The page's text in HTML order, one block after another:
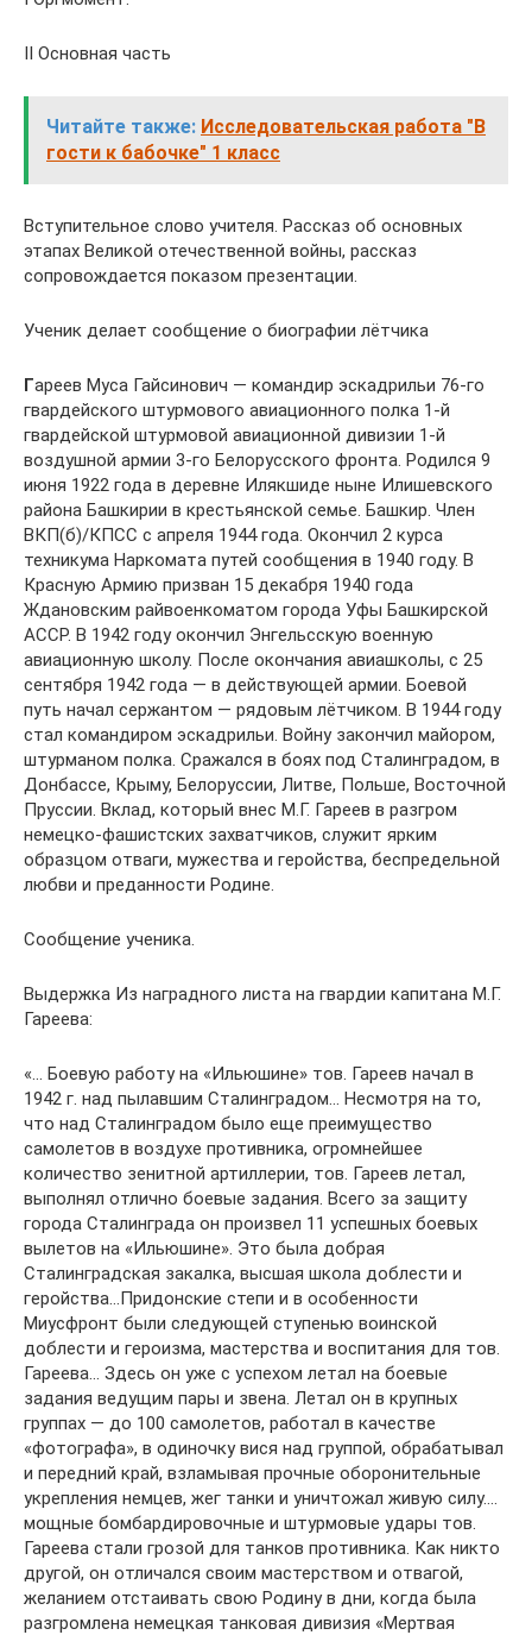
II Основная часть
Читайте также: Исследовательская работа "В
гости к бабочке" 1 класс
Вступительное слово учителя. Рассказ об основных
этапах Великой отечественной войны, рассказ
сопровождается показом презентации.
Ученик делает сообщение о биографии лётчика
Гареев Муса Гайсинович — командир эскадрильи 76-го
гвардейского штурмового авиационного полка 1-й
гвардейской штурмовой авиационной дивизии 1-й
воздушной армии 3-го Белорусского фронта. Родился 9
июня 1922 года в деревне Илякшиде ныне Илишевского
района Башкирии в крестьянской семье. Башкир. Член
ВКП(б)/КПСС с апреля 1944 года. Окончил 2 курса
техникума Наркомата путей сообщения в 1940 году. В
Красную Армию призван 15 декабря 1940 года
Ждановским райвоенкоматом города Уфы Башкирской
АССР. В 1942 году окончил Энгельсскую военную
авиационную школу. После окончания авиашколы, с 25
сентября 1942 года — в действующей армии. Боевой
путь начал сержантом — рядовым лётчиком. В 1944 году
стал командиром эскадрильи. Войну закончил майором,
штурманом полка. Сражался в боях под Сталинградом, в
Донбассе, Крыму, Белоруссии, Литве, Польше, Восточной
Пруссии. Вклад, который внес М.Г. Гареев в разгром
немецко-фашистских захватчиков, служит ярким
образцом отваги, мужества и геройства, беспредельной
любви и преданности Родине.
Сообщение ученика.
Выдержка Из наградного листа на гвардии капитана М.Г.
Гареева:
«… Боевую работу на «Ильюшине» тов. Гареев начал в
1942 г. над пылавшим Сталинградом… Несмотря на то,
что над Сталинградом было еще преимущество
самолетов в воздухе противника, огромнейшее
количество зенитной артиллерии, тов. Гареев летал,
выполнял отлично боевые задания. Всего за защиту
города Сталинграда он произвел 11 успешных боевых
вылетов на «Ильюшине». Это была добрая
Сталинградская закалка, высшая школа доблести и
геройства…Придонские степи и в особенности
Миусфронт были следующей ступенью воинской
доблести и героизма, мастерства и воспитания для тов.
Гареева… Здесь он уже с успехом летал на боевые
задания ведущим пары и звена. Летал он в крупных
группах — до 100 самолетов, работал в качестве
«фотографа», в одиночку вися над группой, обрабатывал
и передний край, взламывая прочные оборонительные
укрепления немцев, жег танки и уничтожал живую силу….
мощные бомбардировочные и штурмовые удары тов.
Гареева стали грозой для танков противника. Как никто
другой, он отличался своим мастерством и отвагой,
желанием отстаивать свою Родину в дни, когда была
разгромлена немецкая танковая дивизия «Мертвая